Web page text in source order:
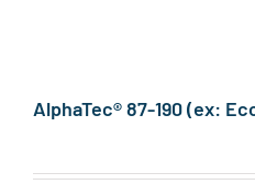
AlphaTec® 87-190 (ex: